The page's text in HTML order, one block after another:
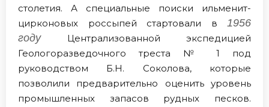
столетия. А специальные поиски ильменит-
цирконовых россыпей стартовали в 1956
годуЦентрализованной экспедицией
Геологоразведочного треста № 1 под
руководством Б.Н. Соколова, которые
позволили предварительно оценить уровень
промышленных запасов рудных песков.